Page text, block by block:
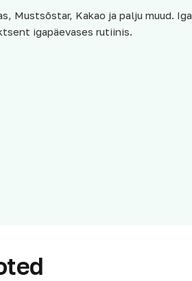
Mustsõstar, Kakao ja palju muud. Iga
igapäevases rutiinis.